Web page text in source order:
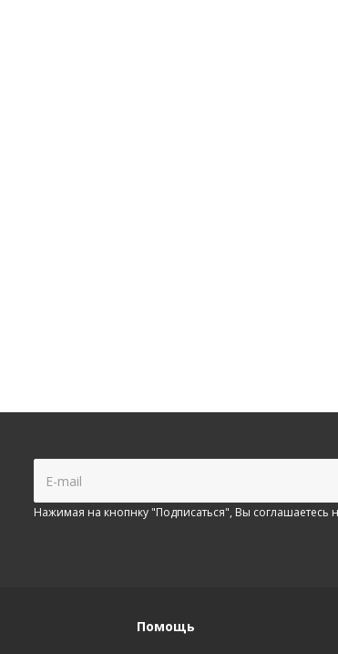
Нажимая на кнопнку "Подписаться", Вы соглашаетесь
Помощь